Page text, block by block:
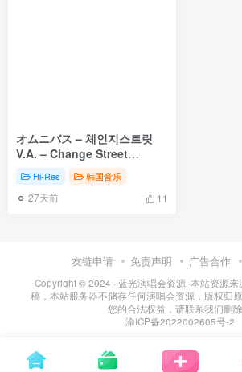
オムニバス – 체인지스트릿
V.A. – Change Street
Episode 6 [2026.01.31]
[24Bit/48kHz] [Hi-Res Flac
204MB]
Hi-Res 韩国音乐
27天前 11
友链申请 免责声明 广告合作
Copyright © 2024 · 蓝光演唱会资源 ·本站资源来
稿，本站服务器不储存任何演唱会资源，版权归
您的合法权益，请联系我们删除
渝ICP备2022002605号-2